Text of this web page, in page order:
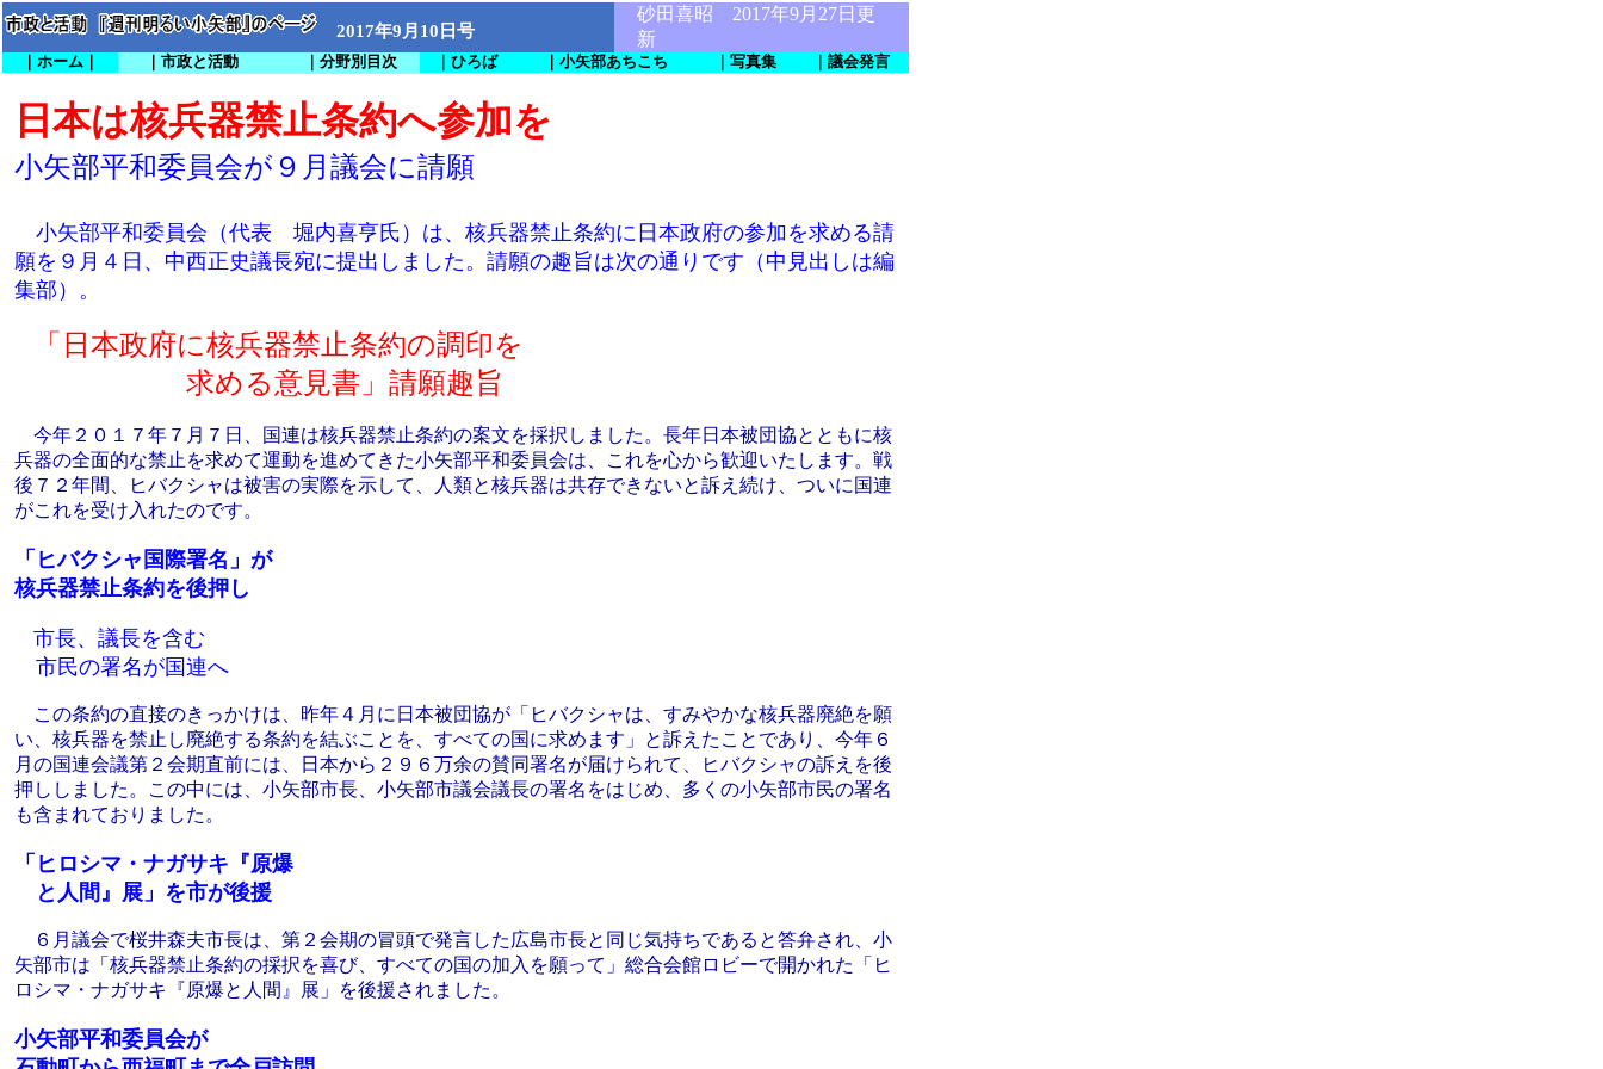
2017年9月10日号
砂田喜昭 2017年9月27日更
新
｜ホーム｜ ｜市政と活動 ｜分野別目次 ｜ひろば ｜小矢部あちこち ｜写真集 ｜議会発言
日本は核兵器禁止条約へ参加を
小矢部平和委員会が９月議会に請願
小矢部平和委員会（代表 堀内喜亨氏）は、核兵器禁止条約に日本政府の参加を求める請
願を９月４日、中西正史議長宛に提出しました。請願の趣旨は次の通りです（中見出しは編
集部）。
「日本政府に核兵器禁止条約の調印を
求める意見書」請願趣旨
今年２０１７年７月７日、国連は核兵器禁止条約の案文を採択しました。長年日本被団協とともに核
兵器の全面的な禁止を求めて運動を進めてきた小矢部平和委員会は、これを心から歓迎いたします。戦
後７２年間、ヒバクシャは被害の実際を示して、人類と核兵器は共存できないと訴え続け、ついに国連
がこれを受け入れたのです。
「ヒバクシャ国際署名」が
核兵器禁止条約を後押し
市長、議長を含む
市民の署名が国連へ
この条約の直接のきっかけは、昨年４月に日本被団協が「ヒバクシャは、すみやかな核兵器廃絶を願
い、核兵器を禁止し廃絶する条約を結ぶことを、すべての国に求めます」と訴えたことであり、今年６
月の国連会議第２会期直前には、日本から２９６万余の賛同署名が届けられて、ヒバクシャの訴えを後
押ししました。この中には、小矢部市長、小矢部市議会議長の署名をはじめ、多くの小矢部市民の署名
も含まれておりました。
「ヒロシマ・ナガサキ『原爆
と人間』展」を市が後援
６月議会で桜井森夫市長は、第２会期の冒頭で発言した広島市長と同じ気持ちであると答弁され、小
矢部市は「核兵器禁止条約の採択を喜び、すべての国の加入を願って」総合会館ロビーで開かれた「ヒ
ロシマ・ナガサキ『原爆と人間』展」を後援されました。
小矢部平和委員会が